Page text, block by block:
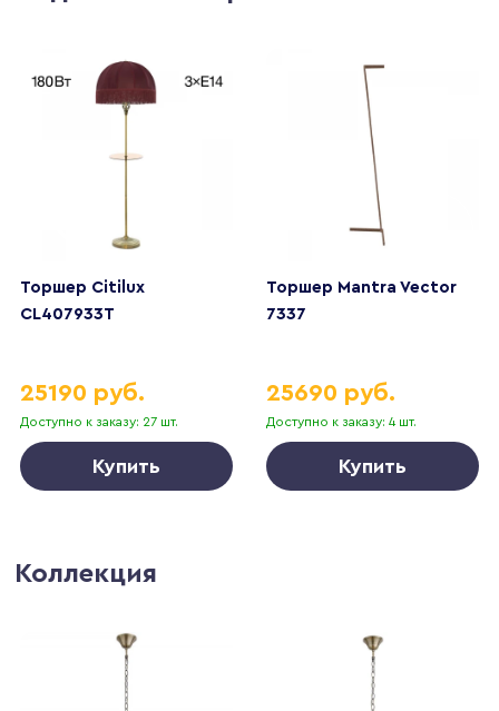
Торшер Citilux
CL407933T
Доступно к заказу: 27 шт.
25190 руб.
Купить
Торшер Mantra Vector
7337
Доступно к заказу: 4 шт.
25690 руб.
Купить
Коллекция